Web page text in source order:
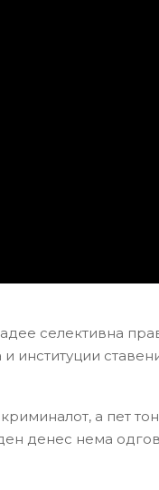
селективна
институции
а пет
денес нема